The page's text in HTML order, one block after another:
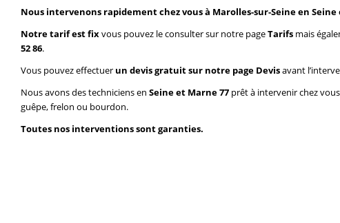
Nous intervenons rapidement chez vous à Marolles-sur-Seine en Seine
Notre tarif est fixvous pouvez le consulter sur notre pageTarifs mais
52 86.
Vous pouvez effectuer un devis gratuit sur notre page Devisavant
Nous avons des techniciens en Seine et Marne 77 prêt à intervenir chez
guêpe, frelon ou bourdon.
Toutes nos interventions sont garanties.